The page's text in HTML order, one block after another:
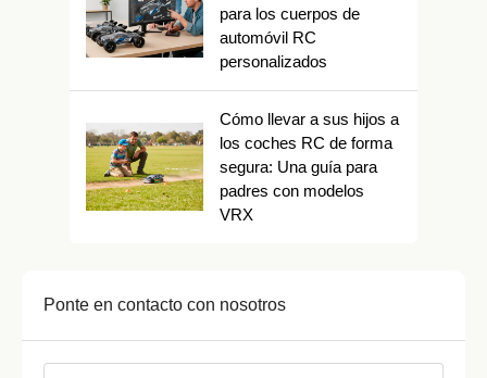
para los cuerpos de
automóvil RC
personalizados
Cómo llevar a sus hijos a
los coches RC de forma
segura: Una guía para
padres con modelos
VRX
Ponte en contacto con nosotros